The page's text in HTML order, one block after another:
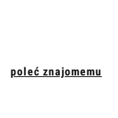
poleć znajomemu